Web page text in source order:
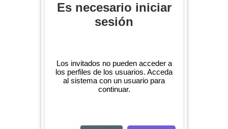
Es necesario iniciar
sesión
Los invitados no pueden acceder a
los perfiles de los usuarios. Acceda
al sistema con un usuario para
continuar.